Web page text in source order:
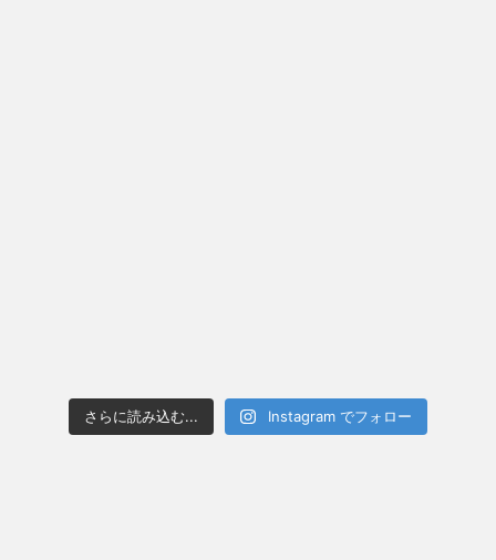
さらに読み込む... Instagram でフォロー